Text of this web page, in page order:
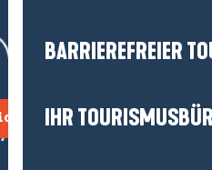
BARRIEREFREIER
IHR
kommen?